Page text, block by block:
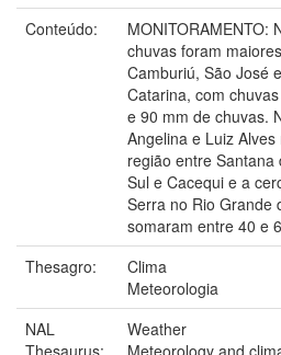
Conteúdo:
MONITORAMENTO:
chuvas foram
Camburiú, São José
Catarina, com
e 90 mm de chuvas.
Angelina e Luiz
região entre
Sul e Cacequi e a
Serra no Rio Grande
somaram entre 40 e
Thesagro:
Clima
Meteorologia
NAL
Thesaurus:
Weather
Meteorology and